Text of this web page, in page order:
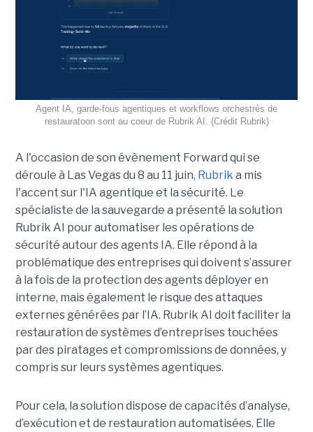
Agent IA, garde-fous agentiques et workflows orchestrés de
restauratoon sont au coeur de Rubrik AI. (Crédit Rubrik)
A l'occasion de son évènement Forward qui se
déroule à Las Vegas du 8 au 11 juin, Rubrik a mis
l'accent sur l'IA agentique et la sécurité. Le
spécialiste de la sauvegarde a présenté la solution
Rubrik AI pour automatiser les opérations de
sécurité autour des agents IA. Elle répond à la
problématique des entreprises qui doivent s’assurer
à la fois de la protection des agents déployer en
interne, mais également le risque des attaques
externes générées par l’IA. Rubrik AI doit faciliter la
restauration de systèmes d’entreprises touchées
par des piratages et compromissions de données, y
compris sur leurs systèmes agentiques.
Pour cela, la solution dispose de capacités d’analyse,
d’exécution et de restauration automatisées. Elle